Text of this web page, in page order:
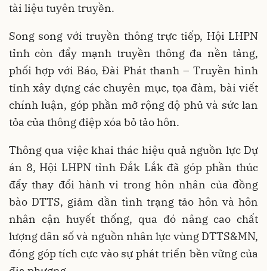
tài liệu tuyên truyền.
Song song với truyền thông trực tiếp, Hội LHPN
tỉnh còn đẩy mạnh truyền thông đa nền tảng,
phối hợp với Báo, Đài Phát thanh – Truyền hình
tỉnh xây dựng các chuyên mục, tọa đàm, bài viết
chính luận, góp phần mở rộng độ phủ và sức lan
tỏa của thông điệp xóa bỏ tảo hôn.
Thông qua việc khai thác hiệu quả nguồn lực Dự
án 8, Hội LHPN tỉnh Đắk Lắk đã góp phần thúc
đẩy thay đổi hành vi trong hôn nhân của đồng
bào DTTS, giảm dần tình trạng tảo hôn và hôn
nhân cận huyết thống, qua đó nâng cao chất
lượng dân số và nguồn nhân lực vùng DTTS&MN,
đóng góp tích cực vào sự phát triển bền vững của